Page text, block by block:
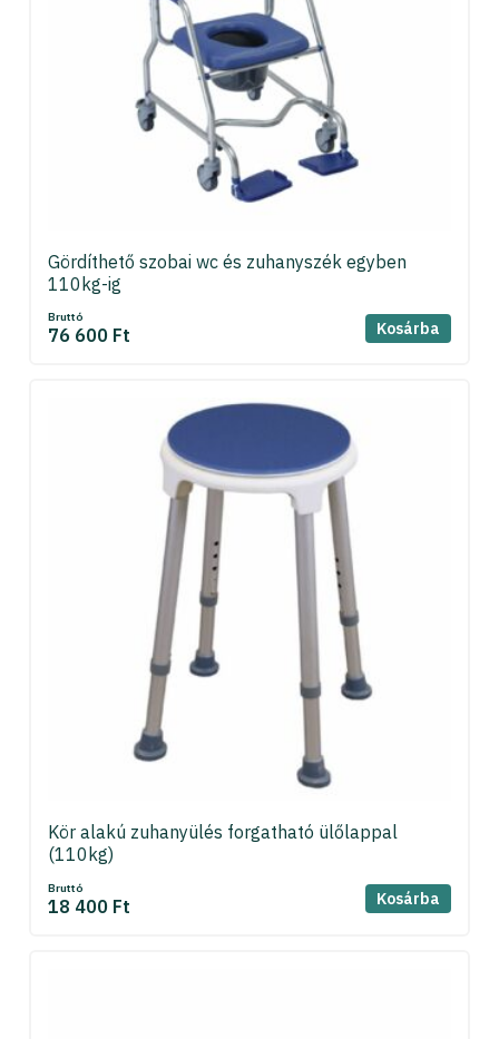
Gördíthető szobai wc és zuhanyszék egyben
110kg-ig
Bruttó
76 600 Ft Kosárba
Kör alakú zuhanyülés forgatható ülőlappal
(110kg)
Bruttó
18 400 Ft Kosárba